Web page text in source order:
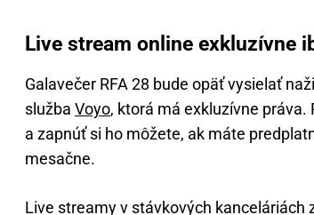
Live stream online exkluzívne
Galavečer RFA 28 bude opäť vysielať
služba Voyo, ktorá má exkluzívne práva.
a zapnúť si ho môžete, ak máte
mesačne.
Live streamy v stávkových